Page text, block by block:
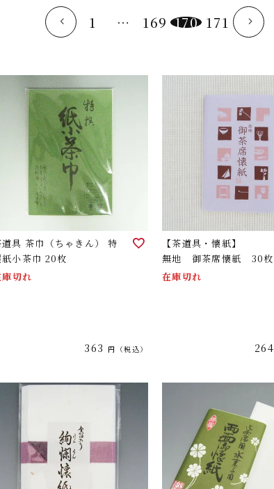
1 … 169 170 171
道具 茶巾（ちゃきん） 特
紙小茶巾 20枚
切れ
363 税込
【茶道具・懐紙】
無地 御茶席懐紙 30枚
在庫切れ
264